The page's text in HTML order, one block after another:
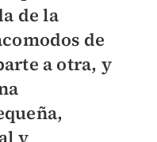
de la
de
a otra, y